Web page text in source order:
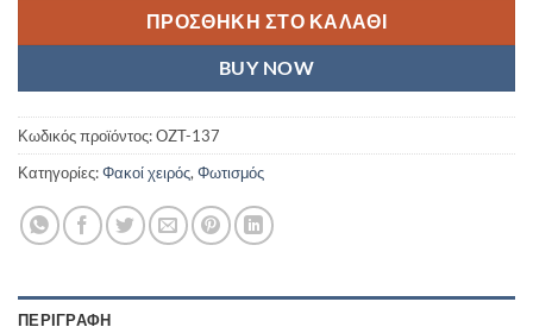
ΠΡΟΣΘΉΚΗ ΣΤΟ ΚΑΛΆΘΙ
BUY NOW
Κωδικός προϊόντος:OZT-137
Κατηγορίες:Φακοί χειρός, Φωτισμός
ΠΕΡΙΓΡΑΦΉ